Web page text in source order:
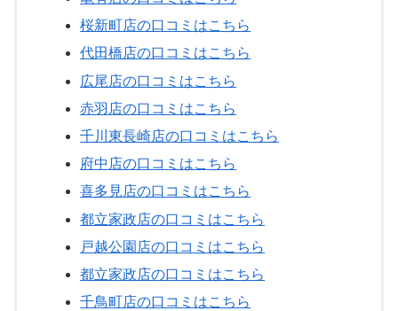
桜新町店の口コミはこちら
代田橋店の口コミはこちら
広尾店の口コミはこちら
赤羽店の口コミはこちら
千川東長崎店の口コミはこちら
府中店の口コミはこちら
喜多見店の口コミはこちら
都立家政店の口コミはこちら
戸越公園店の口コミはこちら
都立家政店の口コミはこちら
千鳥町店の口コミはこちら